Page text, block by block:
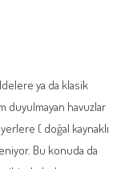
ya da klasik
duyulmayan havuzlar
( doğal kaynaklı
Bu konuda da